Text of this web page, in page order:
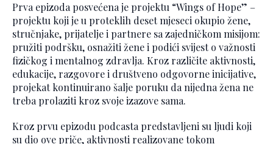
Prva epizoda posvećena je projektu “Wings of Hope” –
projektu koji je u proteklih deset mjeseci okupio žene,
stručnjake, prijatelje i partnere sa zajedničkom misijom:
pružiti podršku, osnažiti žene i podići svijest o važnosti
fizičkog i mentalnog zdravlja. Kroz različite aktivnosti,
edukacije, razgovore i društveno odgovorne inicijative,
projekat kontinuirano šalje poruku da nijedna žena ne
treba prolaziti kroz svoje izazove sama.
Kroz prvu epizodu podcasta predstavljeni su ljudi koji
su dio ove priče, aktivnosti realizovane tokom